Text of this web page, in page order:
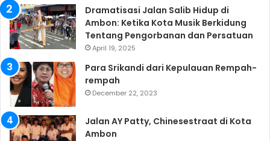
Dramatisasi Jalan Salib Hidup di
Ambon: Ketika Kota Musik Berkidung
Tentang Pengorbanan dan Persatuan
April 19, 2025
Para Srikandi dari Kepulauan Rempah-
rempah
December 22, 2023
Jalan AY Patty, Chinesestraat di Kota
Ambon